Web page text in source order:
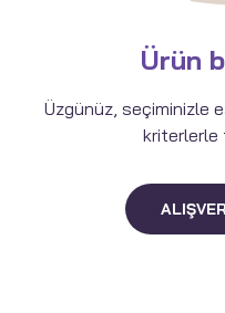
Ürün
Üzgünüz, seçiminizle
kriterlerle